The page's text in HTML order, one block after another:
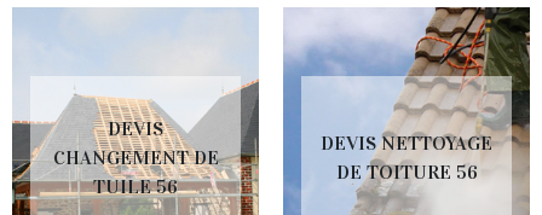
DEVIS
CHANGEMENT DE
TUILE 56
DEVIS NETTOYAGE
DE TOITURE 56